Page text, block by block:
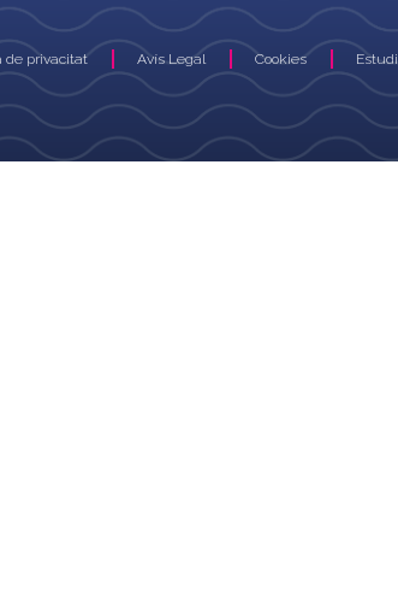
de privacitat Avís Legal Cookies